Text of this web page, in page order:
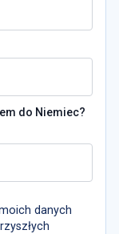
do Niemiec?
danych